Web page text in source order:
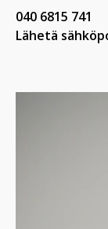
040 6815 741
Lähetä